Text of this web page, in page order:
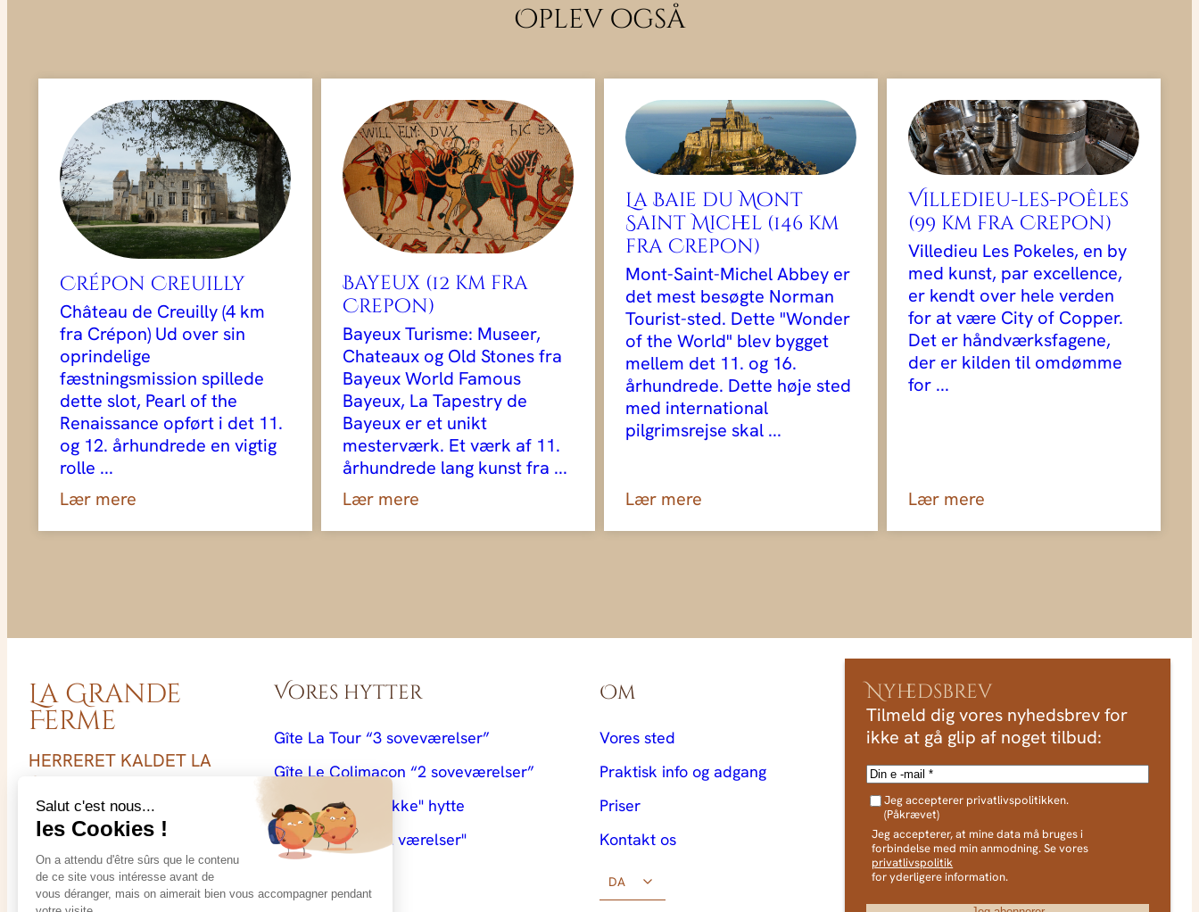
Oplev også
Crépon Creuilly
Château de Creuilly (4 km
fra Crépon) Ud over sin
oprindelige
fæstningsmission spillede
dette slot, Pearl of the
Renaissance opført i det 11.
og 12. århundrede en vigtig
rolle ...
Lær mere
Bayeux (12 km fra
Crepon)
Bayeux Turisme: Museer,
Chateaux og Old Stones fra
Bayeux World Famous
Bayeux, La Tapestry de
Bayeux er et unikt
mesterværk. Et værk af 11.
århundrede lang kunst fra ...
Lær mere
La Baie du Mont
Saint Michel (146 km
fra Crepon)
Mont-Saint-Michel Abbey er
det mest besøgte Norman
Tourist-sted. Dette "Wonder
of the World" blev bygget
mellem det 11. og 16.
århundrede. Dette høje sted
med international
pilgrimsrejse skal ...
Lær mere
Villedieu-les-Poêles
(99 km fra Crepon)
Villedieu Les Pokeles, en by
med kunst, par excellence,
er kendt over hele verden
for at være City of Copper.
Det er håndværksfagene,
der er kilden til omdømme
for ...
Lær mere
La Grande
Ferme
HERRERET KALDET LA
GRANDE FERME
14 Route de Creully
14480 Crépon
grandeferme.crepon@gmail.c
om
+33 (0)2 31 92 87 24
Vores hytter
Gîte La Tour “3 soveværelser”
Gîte Le Colimaçon “2 soveværelser”
Le cerisier "1 stykke" hytte
Le Poirier Gîte "2 værelser"
Om
Vores sted
Praktisk info og adgang
Priser
Kontakt os
DA
Nyhedsbrev
Tilmeld dig vores nyhedsbrev for
ikke at gå glip af noget tilbud:
-
m
a
D
R
p
å
r
Jeg accepterer privatlivspolitikken.
(Påkrævet)
Jeg accepterer, at mine data må bruges i
forbindelse med min anmodning. Se vores
privatlivspolitik
for yderligere information.